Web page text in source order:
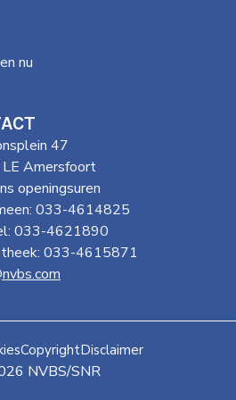
nu
47
Amersfoort
openingsuren
033-4614825
033-4621890
033-4615871
NVBS/SNR
CopyrightDisclaimer